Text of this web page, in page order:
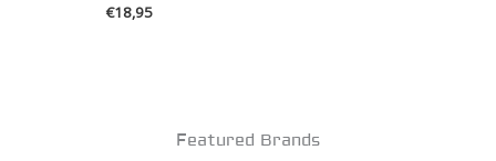
€18,95
Featured Brands